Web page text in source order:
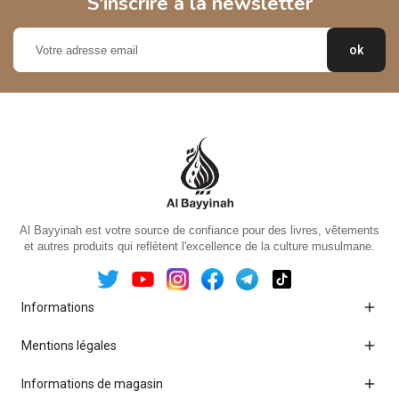
Al Bayyinah est votre source de confiance pour des livres, vêtements
et autres produits qui reflètent l'excellence de la culture musulmane.
Informations 
Mentions légales 
Informations de magasin 